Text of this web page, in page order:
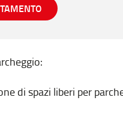
di spazi liberi per